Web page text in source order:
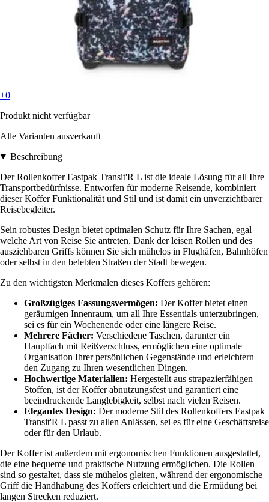
+0
Produkt nicht verfügbar
Alle Varianten ausverkauft
Beschreibung
Der Rollenkoffer Eastpak Transit'R L ist die ideale Lösung für all Ihre
Transportbedürfnisse. Entworfen für moderne Reisende, kombiniert
dieser Koffer Funktionalität und Stil und ist damit ein unverzichtbarer
Reisebegleiter.
Sein robustes Design bietet optimalen Schutz für Ihre Sachen, egal
welche Art von Reise Sie antreten. Dank der leisen Rollen und des
ausziehbaren Griffs können Sie sich mühelos in Flughäfen, Bahnhöfen
oder selbst in den belebten Straßen der Stadt bewegen.
Zu den wichtigsten Merkmalen dieses Koffers gehören:
Großzügiges Fassungsvermögen: Der Koffer bietet einen
geräumigen Innenraum, um all Ihre Essentials unterzubringen,
sei es für ein Wochenende oder eine längere Reise.
Mehrere Fächer: Verschiedene Taschen, darunter ein
Hauptfach mit Reißverschluss, ermöglichen eine optimale
Organisation Ihrer persönlichen Gegenstände und erleichtern
den Zugang zu Ihren wesentlichen Dingen.
Hochwertige Materialien: Hergestellt aus strapazierfähigen
Stoffen, ist der Koffer abnutzungsfest und garantiert eine
beeindruckende Langlebigkeit, selbst nach vielen Reisen.
Elegantes Design: Der moderne Stil des Rollenkoffers Eastpak
Transit'R L passt zu allen Anlässen, sei es für eine Geschäftsreise
oder für den Urlaub.
Der Koffer ist außerdem mit ergonomischen Funktionen ausgestattet,
die eine bequeme und praktische Nutzung ermöglichen. Die Rollen
sind so gestaltet, dass sie mühelos gleiten, während der ergonomische
Griff die Handhabung des Koffers erleichtert und die Ermüdung bei
langen Strecken reduziert.